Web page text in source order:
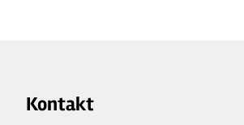
Kontakt